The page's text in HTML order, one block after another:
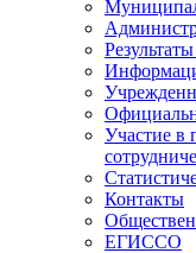
Участие в
Контакты
ЕГИССО